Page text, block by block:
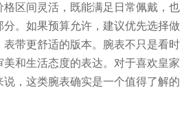
区间灵活，既能满足日常佩戴，也
。如果预算允许，建议优先选择做
带更舒适的版本。腕表不只是看时
和生活态度的表达。对于喜欢皇家
，这类腕表确实是一个值得了解的